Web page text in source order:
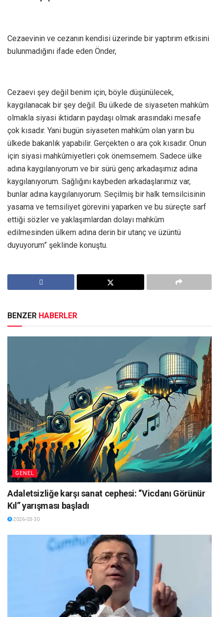
Cezaevinin ve cezanın kendisi üzerinde bir yaptırım etkisini
bulunmadığını ifade eden Önder,
Cezaevi şey değil benim için, böyle düşünülecek,
kaygılanacak bir şey değil. Bu ülkede de siyaseten mahkûm
olmakla siyasi iktidarın paydaşı olmak arasındaki mesafe
çok kısadır. Yani bugün siyaseten mahkûm olan yarın bu
ülkede bakanlık yapabilir. Gerçekten o ara çok kısadır. Onun
için siyasi mahkûmiyetleri çok önemsemem. Sadece ülke
adına kaygılanıyorum ve bir sürü genç arkadaşımız adına
kaygılanıyorum. Sağlığını kaybeden arkadaşlarımız var,
bunlar adına kaygılanıyorum. Seçilmiş bir halk temsilcisinin
yasama ve temsiliyet görevini yaparken ve bu süreçte sarf
ettiği sözler ve yaklaşımlardan dolayı mahkûm
edilmesinden ülkem adına derin bir utanç ve üzüntü
duyuyorum” şeklinde konuştu.
BENZER HABERLER
GENEL
Adaletsizliğe karşı sanat cephesi: “Vicdanı Görünür
Kıl” yarışması başladı
2026-03-30